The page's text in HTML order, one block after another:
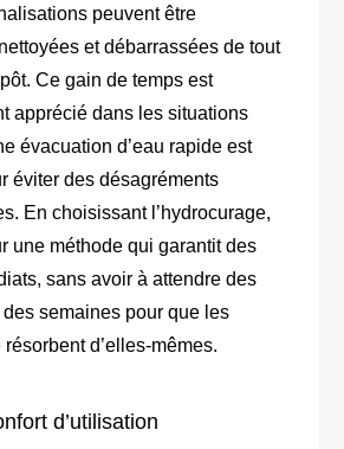
peuvent être
et débarrassées de tout
Ce gain de temps est
apprécié dans les situations
évacuation d’eau rapide est
éviter des désagréments
En choisissant l’hydrocurage,
une méthode qui garantit des
sans avoir à attendre des
semaines pour que les
d’elles-mêmes.
d’utilisation